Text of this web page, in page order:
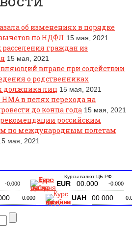
об изменениях в порядке
по НДФЛ 15 мая, 2021
граждан из
15 мая, 2021
вправе при содействии
о родственниках
должника лиц 15 мая, 2021
в целях перехода на
до конца года 15 мая, 2021
российским
по международным полетам
мая, 2021
Курсы валют ЦБ РФ
-0.000 EUR 00.000 -0.000
-0.000 UAH 00.000 -